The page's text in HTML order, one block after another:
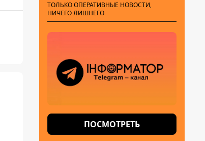
ТОЛЬКО ОПЕРАТИВНЫЕ НОВОСТИ,
НИЧЕГО ЛИШНЕГО
ПОСМОТРЕТЬ